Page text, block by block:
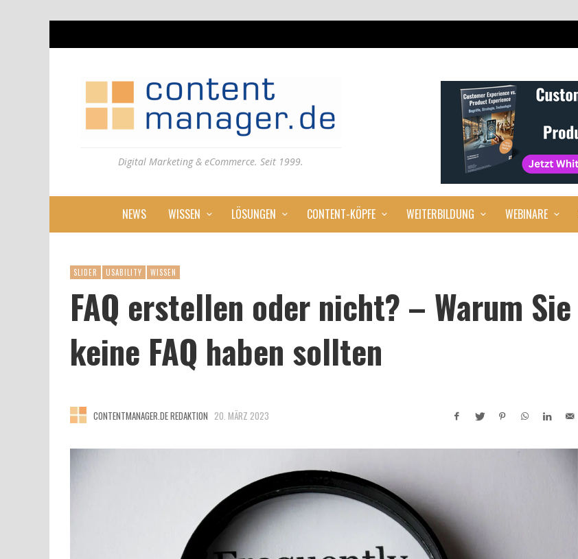
Digital Marketing & eCommerce. Seit 1999.
NEWS WISSEN LÖSUNGEN CONTENT-KÖPFE WEITERBILDUNG WEBINARE
SLIDER USABILITY WISSEN
FAQ erstellen oder nicht? – Warum Sie
keine FAQ haben sollten
CONTENTMANAGER.DE REDAKTION 20. MÄRZ 2023